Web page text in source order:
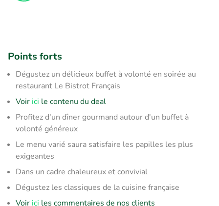
Points forts
Dégustez un délicieux buffet à volonté en soirée au
restaurant Le Bistrot Français
Voir ici le contenu du deal
Profitez d'un dîner gourmand autour d'un buffet à
volonté généreux
Le menu varié saura satisfaire les papilles les plus
exigeantes
Dans un cadre chaleureux et convivial
Dégustez les classiques de la cuisine française
Voir ici les commentaires de nos clients